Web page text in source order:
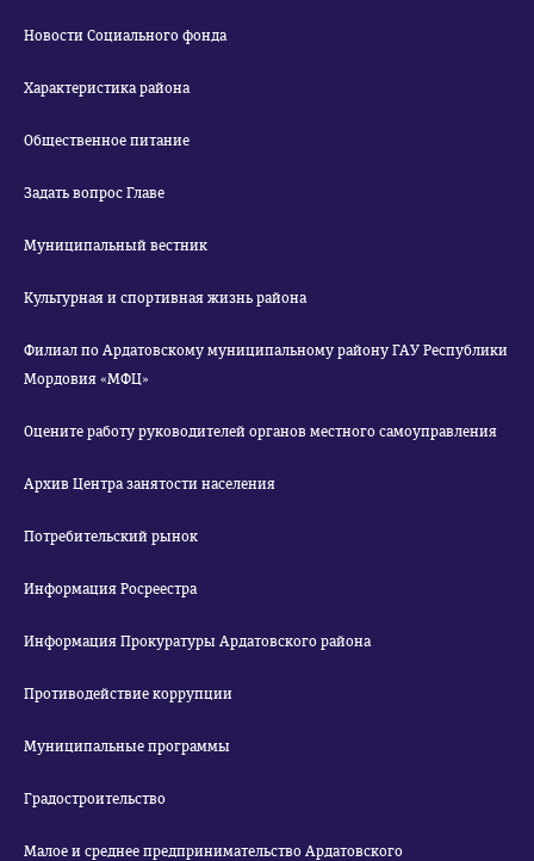
Новости Социального фонда
Характеристика района
Общественное питание
Задать вопрос Главе
Муниципальный вестник
Культурная и спортивная жизнь района
Филиал по Ардатовскому муниципальному району ГАУ Республики
Мордовия «МФЦ»
Оцените работу руководителей органов местного самоуправления
Архив Центра занятости населения
Потребительский рынок
Информация Росреестра
Информация Прокуратуры Ардатовского района
Противодействие коррупции
Муниципальные программы
Градостроительство
Малое и среднее предпринимательство Ардатовского